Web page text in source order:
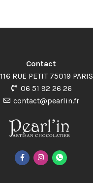
Contact
116 RUE PETIT 75019 PARIS
06 51 92 26 26
contact@pearlin.fr